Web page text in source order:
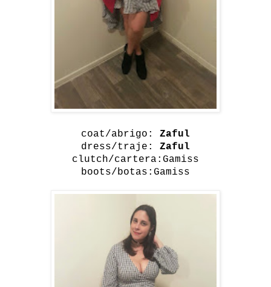
coat/abrigo: Zaful
dress/traje: Zaful
clutch/cartera:Gamiss
boots/botas:Gamiss